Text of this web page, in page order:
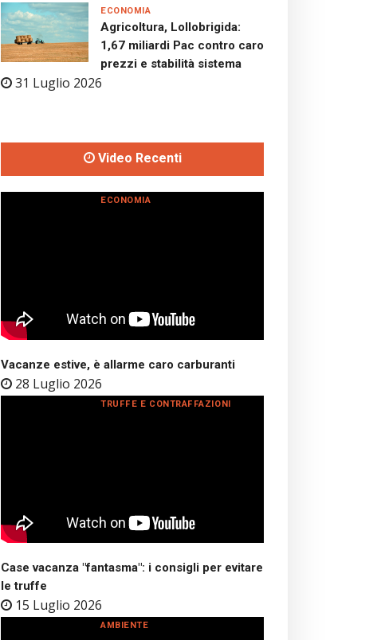
Agricoltura, Lollobrigida:
1,67 miliardi Pac contro caro
prezzi e stabilità sistema
31 Luglio 2026
ECONOMIA
Video Recenti
Vacanze estive, è allarme caro carburanti
28 Luglio 2026
ECONOMIA
Case vacanza "fantasma": i consigli per evitare
le truffe
15 Luglio 2026
TRUFFE E CONTRAFFAZIONI
AMBIENTE